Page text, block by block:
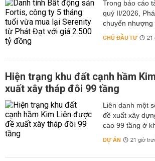
Trong báo cáo
quý II/2026,
chuyển nhượng
CHỦ ĐẦU TƯ
Hiện trạng khu đất cạnh hầm
xuất xây tháp đôi 99 tầng
Liên danh một
đề xuất xây
cao 99 tầng ở
DỰ ÁN 21 giờ